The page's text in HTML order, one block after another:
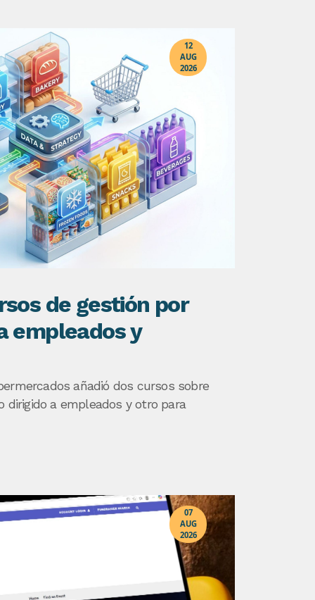
12
AUG
2026
de gestión por
empleados y
añadió dos cursos sobre
dirigido a empleados y otro para
07
AUG
2026